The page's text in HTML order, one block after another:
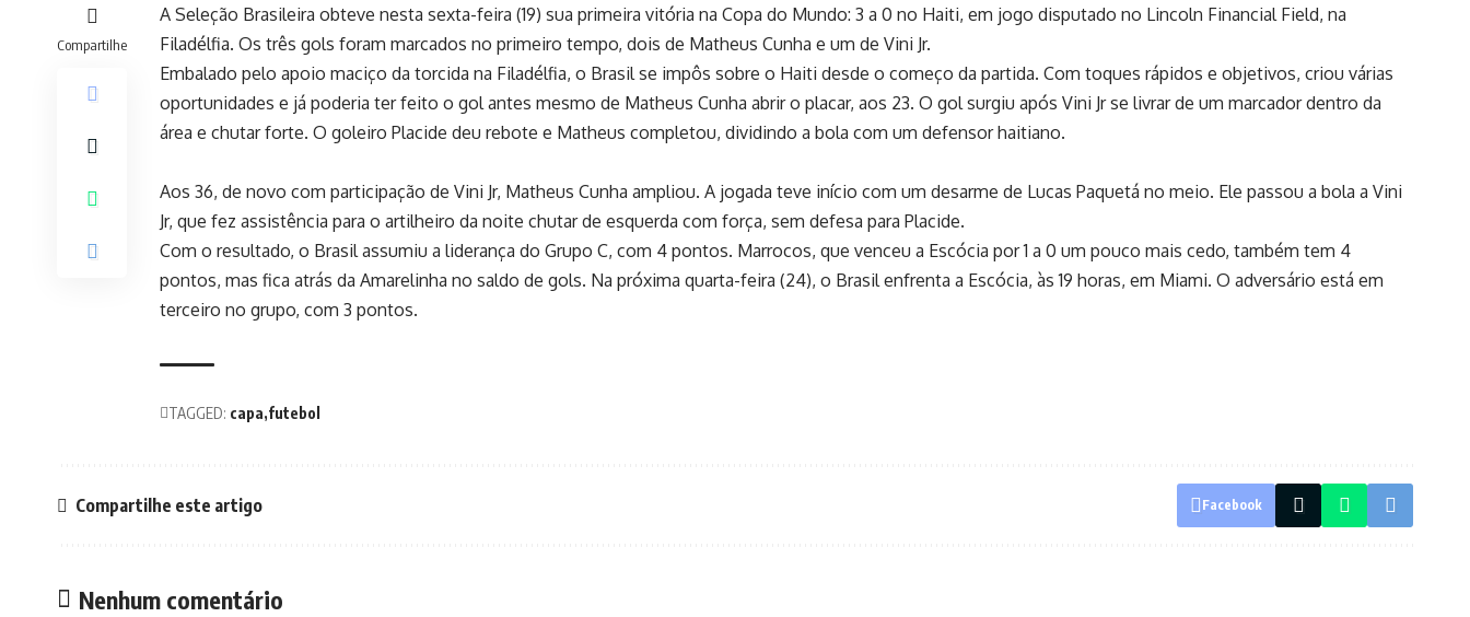
Compartilhe
A Seleção Brasileira obteve nesta sexta-feira (19) sua primeira vitória na Copa do Mundo: 3 a 0 no Haiti, em jogo disputado no Lincoln Financial Field, na
Filadélfia. Os três gols foram marcados no primeiro tempo, dois de Matheus Cunha e um de Vini Jr.
Embalado pelo apoio maciço da torcida na Filadélfia, o Brasil se impôs sobre o Haiti desde o começo da partida. Com toques rápidos e objetivos, criou várias
oportunidades e já poderia ter feito o gol antes mesmo de Matheus Cunha abrir o placar, aos 23. O gol surgiu após Vini Jr se livrar de um marcador dentro da
área e chutar forte. O goleiro Placide deu rebote e Matheus completou, dividindo a bola com um defensor haitiano.
Aos 36, de novo com participação de Vini Jr, Matheus Cunha ampliou. A jogada teve início com um desarme de Lucas Paquetá no meio. Ele passou a bola a Vini
Jr, que fez assistência para o artilheiro da noite chutar de esquerda com força, sem defesa para Placide.
Com o resultado, o Brasil assumiu a liderança do Grupo C, com 4 pontos. Marrocos, que venceu a Escócia por 1 a 0 um pouco mais cedo, também tem 4
pontos, mas fica atrás da Amarelinha no saldo de gols. Na próxima quarta-feira (24), o Brasil enfrenta a Escócia, às 19 horas, em Miami. O adversário está em
terceiro no grupo, com 3 pontos.
TAGGED: capa futebol
Compartilhe este artigo Facebook
Nenhum comentário